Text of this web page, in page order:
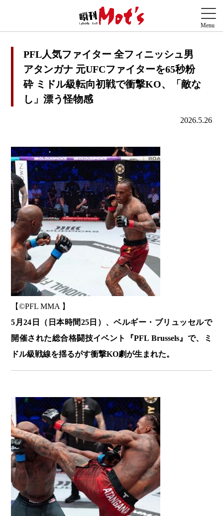
PFL人気ファイター 全フィニッシュ男
アタンガナ 元UFCファイターを65秒粉
砕 ミドル級転向初戦で衝撃KO、「敵な
し」漂う怪物感
2026.5.26
【©️PFL MMA 】
5月24日（日本時間25日）、ベルギー・ブリュッセルで
開催された総合格闘技イベント『PFL Brussels』で、ミ
ドル級戦線を揺るがす衝撃KO劇が生まれた。